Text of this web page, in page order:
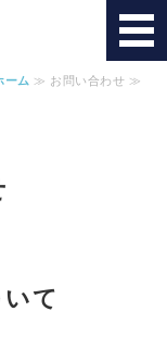
ーム ≫ お問い合わせ ≫
て